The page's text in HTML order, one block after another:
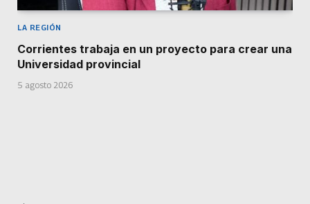
LA REGIÓN
Corrientes trabaja en un proyecto para crear una
Universidad provincial
5 agosto 2026